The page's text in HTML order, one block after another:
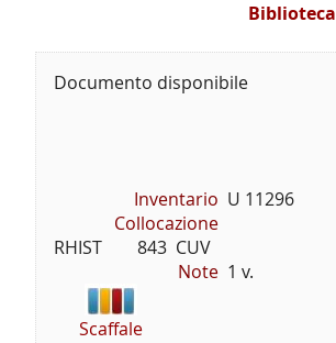
Biblioteca
Documento disponibile
Inventario U 11296
Collocazione
RHIST        843  CUV
Note 1 v.
Scaffale